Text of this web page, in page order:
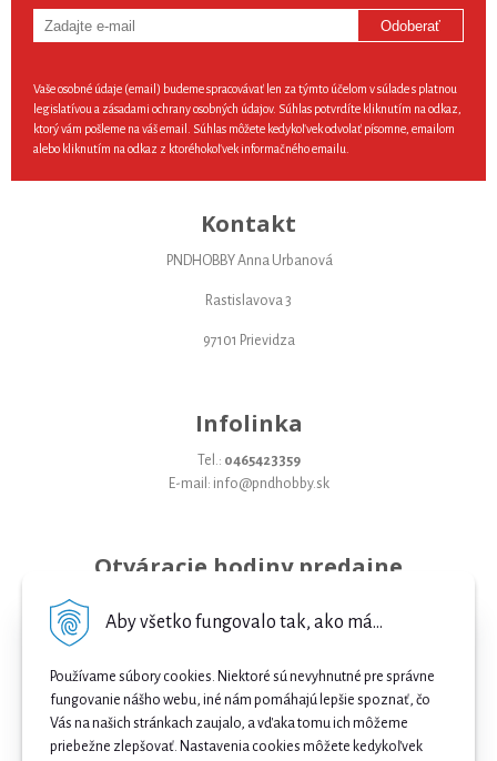
Aby všetko fungovalo tak, ako má...
Používame súbory cookies. Niektoré sú nevyhnutné pre správne
fungovanie nášho webu, iné nám pomáhajú lepšie spoznať, čo
Vás na našich stránkach zaujalo, a vďaka tomu ich môžeme
priebežne zlepšovať. Nastavenia cookies môžete kedykoľvek
Odoberať
Vaše osobné údaje (email) budeme spracovávať len za týmto účelom v súlade s platnou
legislatívou a zásadami ochrany osobných údajov. Súhlas potvrdíte kliknutím na odkaz,
ktorý vám pošleme na váš email. Súhlas môžete kedykoľvek odvolať písomne, emailom
alebo kliknutím na odkaz z ktoréhokoľvek informačného emailu.
Kontakt
PNDHOBBY Anna Urbanová
Rastislavova 3
97101 Prievidza
Infolinka
Tel.: 0465423359
E-mail: info@pndhobby.sk
Otváracie hodiny predajne
Streda 09-17
Štvrtok 09-17